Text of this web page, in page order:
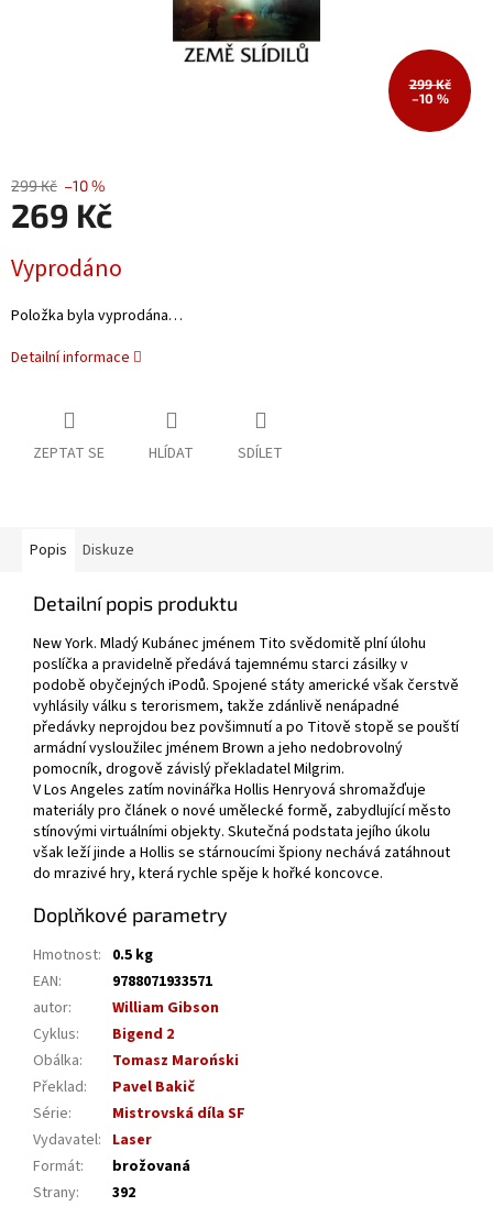
299 Kč
–10 %
299 Kč –10 %
269 Kč
cena:
Vyprodáno
Položka byla vyprodána…
Detailní informace
ZEPTAT SE HLÍDAT SDÍLET
Popis Diskuze
Detailní popis produktu
New York. Mladý Kubánec jménem Tito svědomitě plní úlohu
poslíčka a pravidelně předává tajemnému starci zásilky v
podobě obyčejných iPodů. Spojené státy americké však čerstvě
vyhlásily válku s terorismem, takže zdánlivě nenápadné
předávky neprojdou bez povšimnutí a po Titově stopě se pouští
armádní vysloužilec jménem Brown a jeho nedobrovolný
pomocník, drogově závislý překladatel Milgrim.
V Los Angeles zatím novinářka Hollis Henryová shromažďuje
materiály pro článek o nové umělecké formě, zabydlující město
stínovými virtuálními objekty. Skutečná podstata jejího úkolu
však leží jinde a Hollis se stárnoucími špiony nechává zatáhnout
do mrazivé hry, která rychle spěje k hořké koncovce.
Doplňkové parametry
Hmotnost: 0.5 kg
EAN:
9788071933571
autor:
William Gibson
Cyklus:
Bigend 2
Obálka:
Tomasz Maroński
Překlad:
Pavel Bakič
Série:
Mistrovská díla SF
Vydavatel: Laser
Formát:
brožovaná
Strany:
392